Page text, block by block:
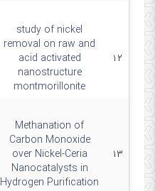
۱۲
study of nickel
removal on raw and
acid activated
nanostructure
montmorillonite
۱۳
Methanation of
Carbon Monoxide
over Nickel-Ceria
Nanocatalysts in
Hydrogen Purification